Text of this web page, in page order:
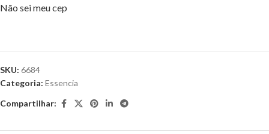
Não sei meu cep
SKU: 6684
Categoria: Essencia
Compartilhar: